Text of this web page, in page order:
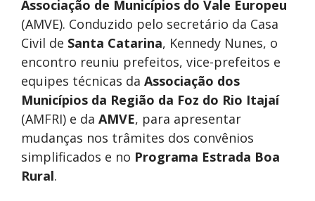
Associação de Municípios do Vale Europeu
(AMVE). Conduzido pelo secretário da Casa
Civil de Santa Catarina, Kennedy Nunes, o
encontro reuniu prefeitos, vice-prefeitos e
equipes técnicas da Associação dos
Municípios da Região da Foz do Rio Itajaí
(AMFRI) e da AMVE, para apresentar
mudanças nos trâmites dos convênios
simplificados e no Programa Estrada Boa
Rural.